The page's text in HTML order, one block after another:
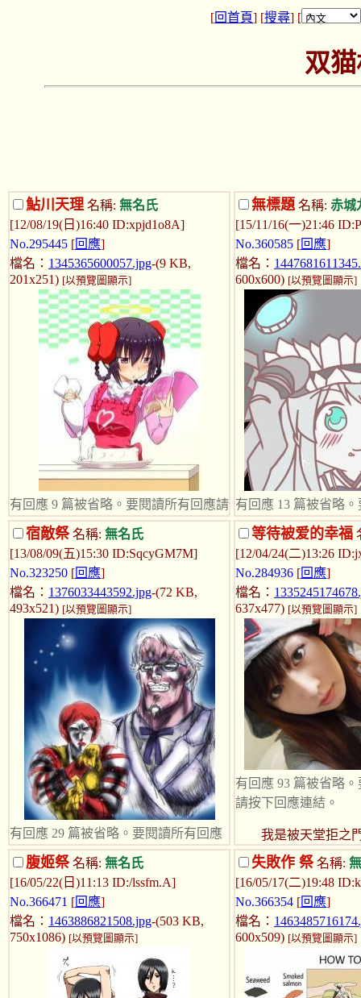
[回首頁] [搜尋] [
双
鮎川天理 名稱: 無名氏
[12/08/19(日)16:40 ID:xpjd1o8A]
No.295445 [回應]
檔名： 1345365600057.jpg-(9 KB,
201x251) [以預覽圖顯示]
有回應 9 篇被省略。要閱讀所有回應請
按下回應連結。
無內文
無標題 名稱: 赤城
[15/11/16(一)21:46
No.360585 [回應]
檔名：
600x600) [以預覽圖顯示]
有回應 13 篇被省略
請按下回應連結。
無內文
宿敵祭名稱: 無名氏
[13/08/09(五)15:30 ID:SqcyGM7M]
No.323250 [回應]
檔名： 1376033443592.jpg-(72 KB,
493x521) [以預覽圖顯示]
有回應 29 篇被省略。要閱讀所有回應
請按下回應連結。
不管是二次元還是三次元
只要是宿敵，就祭上來吧！
等待被爱的幸福
[12/04/24(二)13:26
No.284936 [回應]
檔名：
637x477) [以預覽圖顯示]
有回應 93 篇被省略
請按下回應連結。
我是被天堂拒之
我存在.只為普渡
生!
走過紅塵繁華，
澱剩下的只是一
有時候做一些決
需要一些時間.有
腹姬祭名稱: 無名氏
[16/05/22(日)11:13 ID:/lssfm.A]
No.366471 [回應]
檔名： 1463886821508.jpg-(503 KB,
750x1086) [以預覽圖顯示]
失敗作 祭名稱:
[16/05/17(二)19:48
No.366354 [回應]
檔名：
600x509) [以預覽圖顯示]